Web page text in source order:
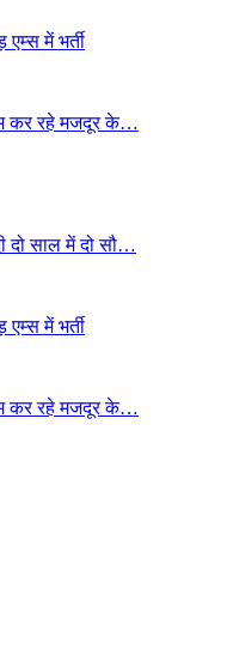
में भर्ती
कर रहे मजदूर के…
दो साल में दो सौ…
में भर्ती
कर रहे मजदूर के…